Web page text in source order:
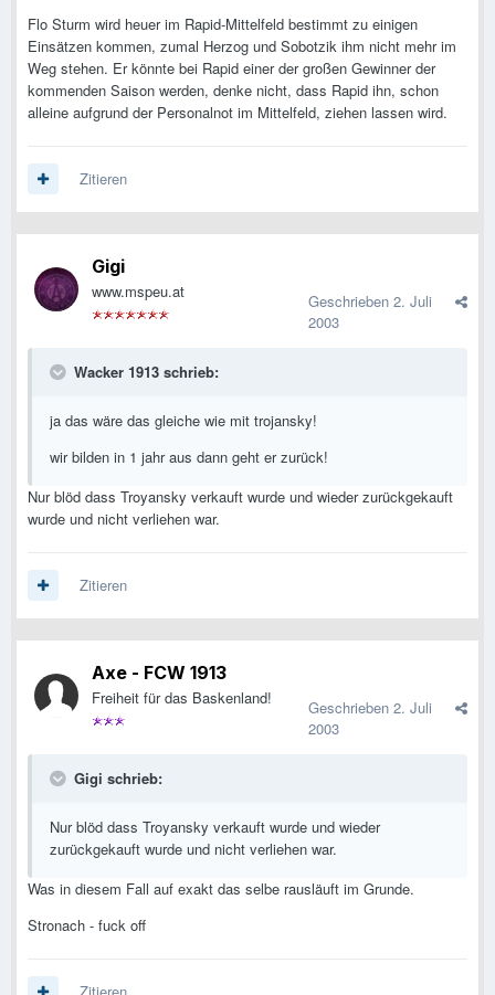
Flo Sturm wird heuer im Rapid-Mittelfeld bestimmt zu einigen
Einsätzen kommen, zumal Herzog und Sobotzik ihm nicht mehr im
Weg stehen. Er könnte bei Rapid einer der großen Gewinner der
kommenden Saison werden, denke nicht, dass Rapid ihn, schon
alleine aufgrund der Personalnot im Mittelfeld, ziehen lassen wird.
Zitieren
Gigi
www.mspeu.at Geschrieben 2. Juli
2003
Wacker 1913 schrieb:
ja das wäre das gleiche wie mit trojansky!
wir bilden in 1 jahr aus dann geht er zurück!
Nur blöd dass Troyansky verkauft wurde und wieder zurückgekauft
wurde und nicht verliehen war.
Zitieren
Axe - FCW 1913
Freiheit für das Baskenland! Geschrieben 2. Juli
2003
Gigi schrieb:
Nur blöd dass Troyansky verkauft wurde und wieder
zurückgekauft wurde und nicht verliehen war.
Was in diesem Fall auf exakt das selbe rausläuft im Grunde.
Stronach - fuck off